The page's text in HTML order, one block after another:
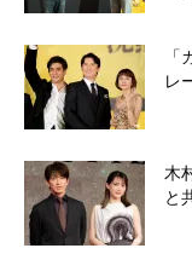
レ
木
と